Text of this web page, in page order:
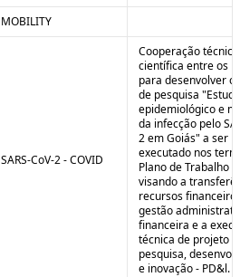
MOBILITY
SARS-CoV-2 - COVID
Cooperação
científica entre os
para desenvolver o
de pesquisa "Estudo
epidemiológico e
da infecção pelo
2 em Goiás" a ser
executado nos
Plano de Trabalho
visando a
recursos
gestão
financeira e a
técnica de projeto
pesquisa,
e inovação - PD&l.